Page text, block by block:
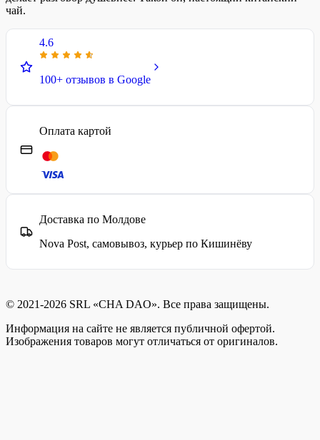
чай.
4.6
100+ отзывов в Google
Оплата картой
Доставка по Молдове
Nova Post, самовывоз, курьер по Кишинёву
© 2021-2026 SRL «CHA DAO». Все права защищены.
Информация на сайте не является публичной офертой.
Изображения товаров могут отличаться от оригиналов.